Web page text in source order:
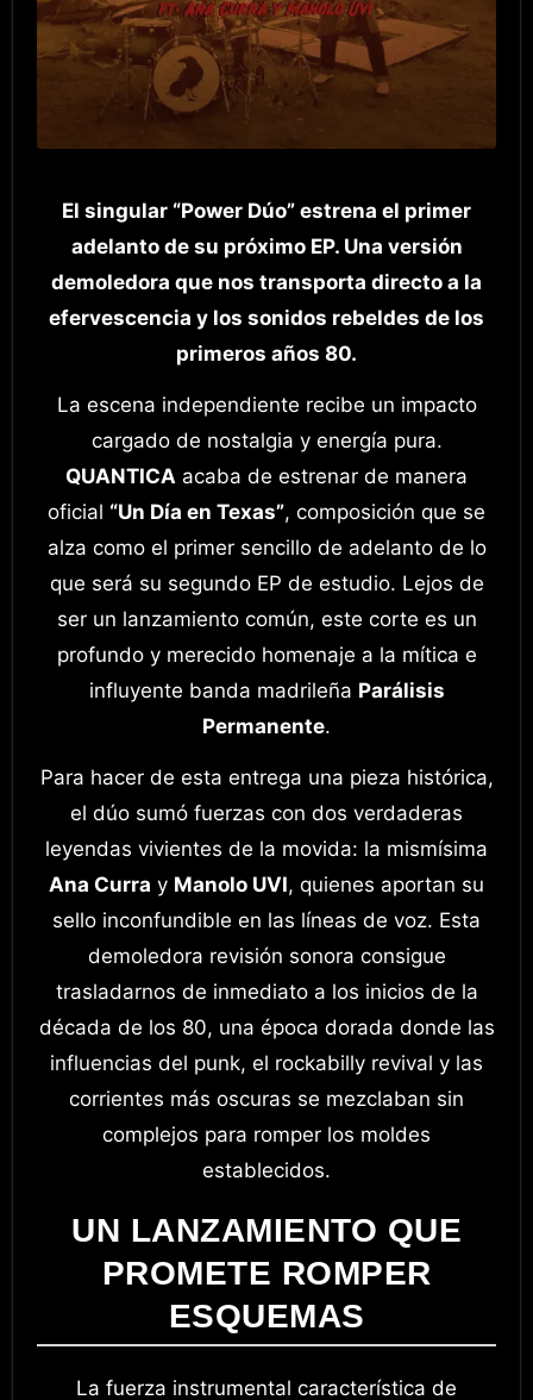
El singular “Power Dúo” estrena el primer
adelanto de su próximo EP. Una versión
demoledora que nos transporta directo a la
efervescencia y los sonidos rebeldes de los
primeros años 80.
La escena independiente recibe un impacto
cargado de nostalgia y energía pura.
QUANTICA acaba de estrenar de manera
oficial “Un Día en Texas”, composición que se
alza como el primer sencillo de adelanto de lo
que será su segundo EP de estudio. Lejos de
ser un lanzamiento común, este corte es un
profundo y merecido homenaje a la mítica e
influyente banda madrileña Parálisis
Permanente.
Para hacer de esta entrega una pieza histórica,
el dúo sumó fuerzas con dos verdaderas
leyendas vivientes de la movida: la mismísima
Ana Curra y Manolo UVI, quienes aportan su
sello inconfundible en las líneas de voz. Esta
demoledora revisión sonora consigue
trasladarnos de inmediato a los inicios de la
década de los 80, una época dorada donde las
influencias del punk, el rockabilly revival y las
corrientes más oscuras se mezclaban sin
complejos para romper los moldes
establecidos.
UN LANZAMIENTO QUE
PROMETE ROMPER
ESQUEMAS
La fuerza instrumental característica de